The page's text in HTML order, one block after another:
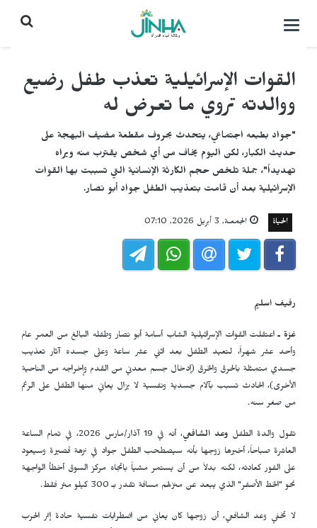
التحكم
القوات الإسرائيلية تعذب طفل رضيع
ووالدته تروي ما تعرض له
"جواد بطبعه اجتماعي، يتحدث بحروف مقطعة مضيف البهجة على
حديث الكبار، لكن اليوم يخاف من أي شخص يقترب منه ويراه
تهديداً"، جملة تلخص حجم الكارثة الإنسانية التي تسببت بها القوات
الإسرائيلية بعد أن قامت بتعذيب الطفل جواد أبو نصار.
الحياة الجمعـة, 3 أبريل 2026, 07:10
رفيف اسليم
غزة ـاعتقلت القوات الإسرائيلية الشاب أسامة أبو نصار وطفله البالغ من العمر عام
وأحد عشر شهراً، لتعيد الطفل بعد اثني عشر ساعة وعلى جسده آثار تعذيب
جسدي متمثلة بالحرق والخرق (إدخال جسم معدني من القدم وإخراجه من الناحية
الأخرى)، الحادث تسبب بآلام جسدية ونفسية لا يزال يعاني منها الطفل على الرغم
من صغر سنه.
تقول والدة الطفل وعد الشافعي
، أنه في 19 آذار/مارس 2026، في تمام الساعة
العاشرة صباحاً، أخبرها زوجها بأنه سيصطحب الطفل جواد في نزهة قصيرة وسيعود
على الفور كعادته، لكنه بدلاً من أن يستمر مشياً باتجاه مركز السوق أخطأ الواجهة
نحو "الخط الأصفر" الذي يبعد عن منزلهم مسافة تقدر بـ 300 كيلو متر فقط.
لا تخفي وعد الشافعي، أن زوجها كان يعاني من اضطرابات نفسية حادة إثر الحرب